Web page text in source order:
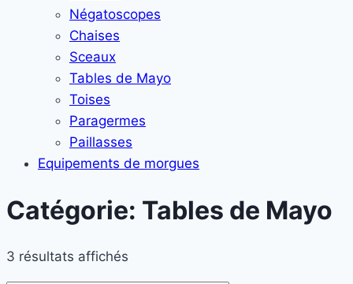
Négatoscopes
Chaises
Sceaux
Tables de Mayo
Toises
Paragermes
Paillasses
Equipements de morgues
Catégorie: Tables de Mayo
3 résultats affichés